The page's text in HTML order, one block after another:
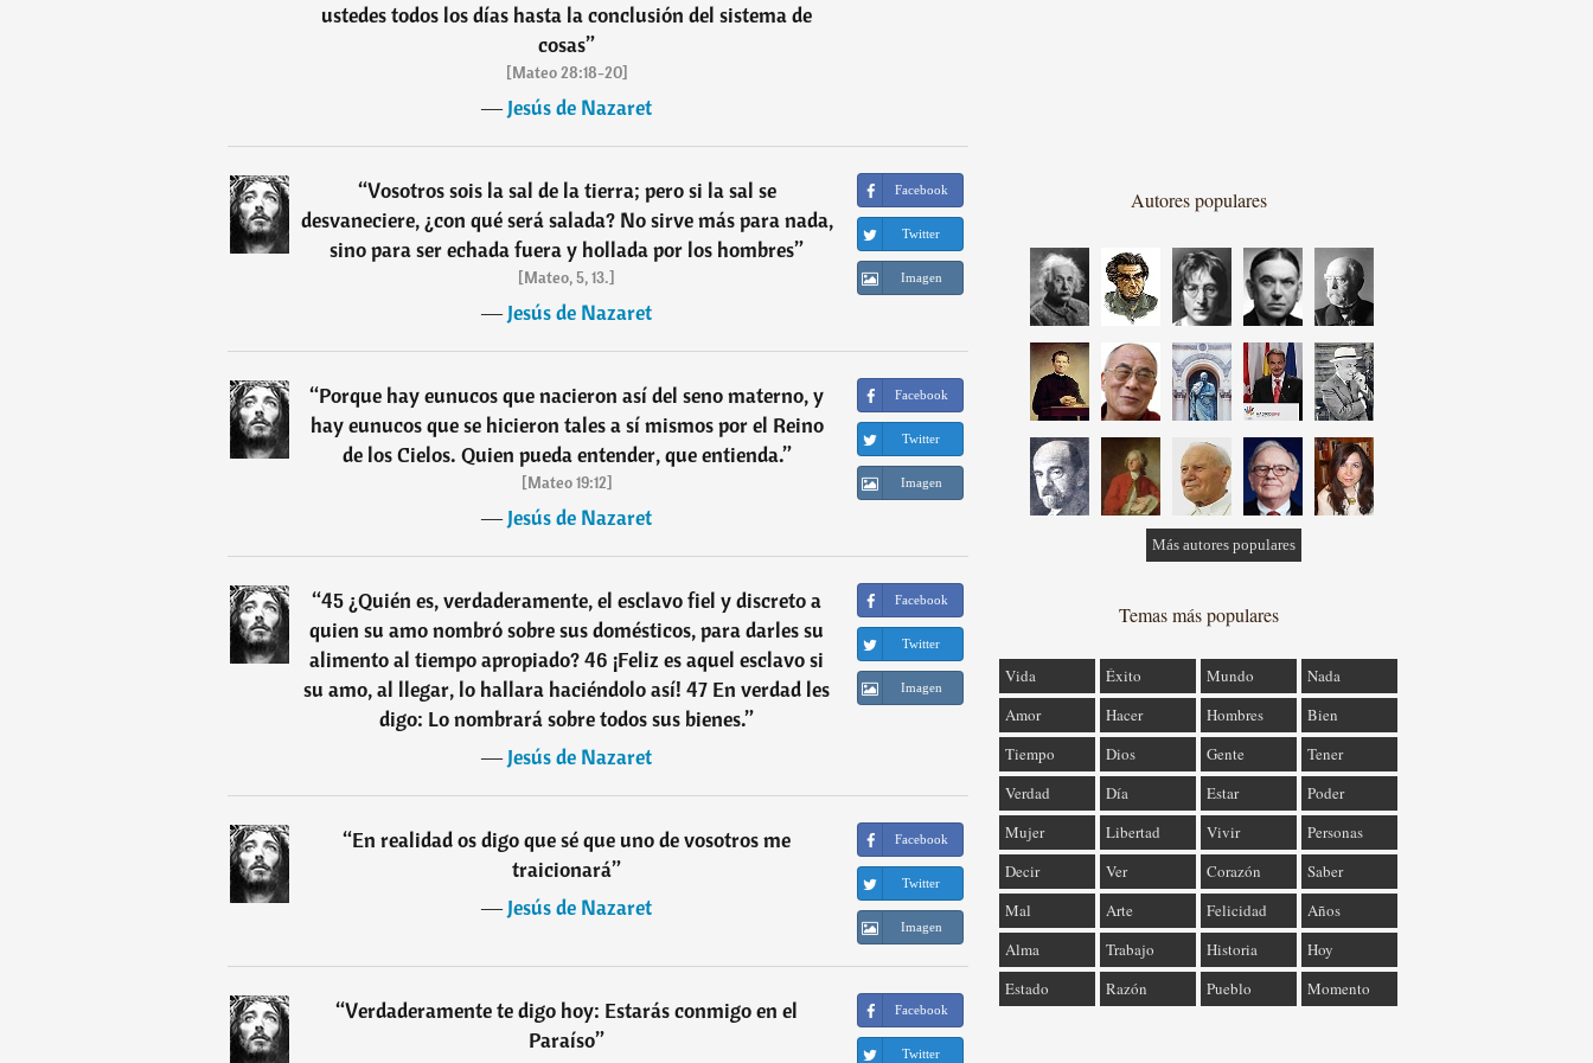
ustedes todos los días hasta la conclusión del sistema de
cosas”
[Mateo 28:18-20]
―Jesús de Nazaret
“Vosotros sois la sal de la tierra; pero si la sal se
desvaneciere, ¿con qué será salada? No sirve más para nada,
sino para ser echada fuera y hollada por los hombres”
[Mateo, 5, 13.]
―Jesús de Nazaret
Facebook
Twitter
Imagen
“Porque hay eunucos que nacieron así del seno materno, y
hay eunucos que se hicieron tales a sí mismos por el Reino
de los Cielos. Quien pueda entender, que entienda.”
[Mateo 19:12]
―Jesús de Nazaret
Facebook
Twitter
Imagen
“45 ¿Quién es, verdaderamente, el esclavo fiel y discreto a
quien su amo nombró sobre sus domésticos, para darles su
alimento al tiempo apropiado? 46 ¡Feliz es aquel esclavo si
su amo, al llegar, lo hallara haciéndolo así! 47 En verdad les
digo: Lo nombrará sobre todos sus bienes.”
―Jesús de Nazaret
Facebook
Twitter
Imagen
“En realidad os digo que sé que uno de vosotros me
traicionará”
―Jesús de Nazaret
Facebook
Twitter
Imagen
“Verdaderamente te digo hoy: Estarás conmigo en el
Paraíso”
Facebook
Twitter
Autores populares
Más autores populares
Temas más populares
Vida Éxito Mundo
Nada
Amor
Hacer Hombres
Bien
Tiempo
Dios Gente
Tener
Verdad
Día Estar
Poder
Mujer
Libertad Vivir
Personas
Decir
Ver Corazón
Saber
Mal
Arte Felicidad
Años
Alma
Trabajo Historia
Hoy
Estado
Razón Pueblo Momento